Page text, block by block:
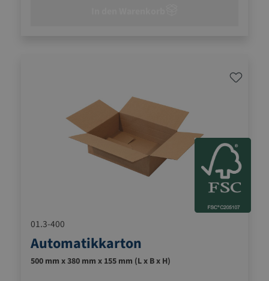
01.3-400
Automatikkarton
500 mm x 380 mm x 155 mm (L x B x H)